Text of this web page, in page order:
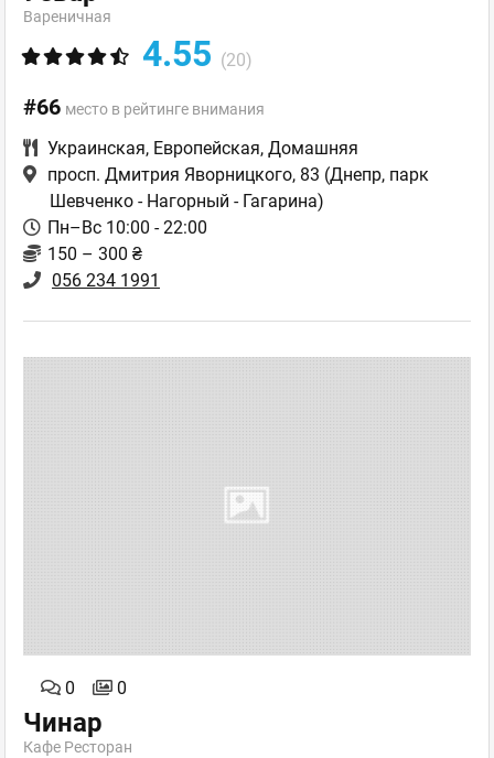
Вареничная
4.55 (20)
#66 место в рейтинге внимания
Украинская, Европейская, Домашняя
просп. Дмитрия Яворницкого, 83 (Днепр, парк
Шевченко - Нагорный - Гагарина)
Пн–Вс 10:00 - 22:00
150 – 300 ₴
056 234 1991
0 0
Чинар
Кафе Ресторан